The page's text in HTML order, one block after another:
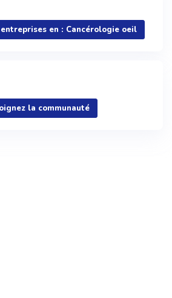
en : Cancérologie oeil
la communauté